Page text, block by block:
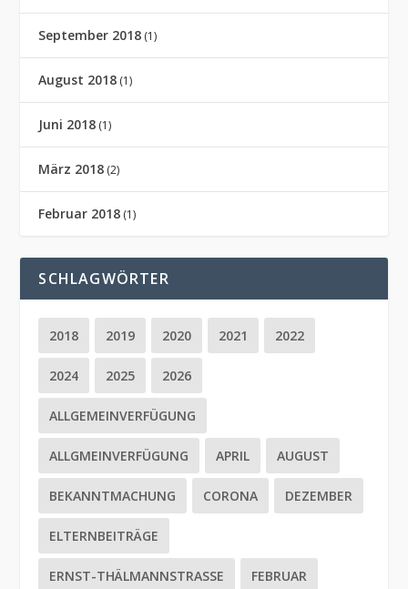
September 2018 (1)
August 2018 (1)
Juni 2018 (1)
März 2018 (2)
Februar 2018 (1)
SCHLAGWÖRTER
2018 2019 2020 2021 2022
2024 2025 2026
ALLGEMEINVERFÜGUNG
ALLGMEINVERFÜGUNG APRIL AUGUST
BEKANNTMACHUNG CORONA DEZEMBER
ELTERNBEITRÄGE
ERNST-THÄLMANNSTRASSE FEBRUAR